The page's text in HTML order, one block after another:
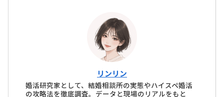
リンリン
婚活研究家として、結婚相談所の実態やハイスペ婚活
の攻略法を徹底調査。データと現場のリアルをもと